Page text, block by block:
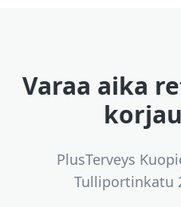
Varaa aika
PlusTerveys
Tulliportinkatu